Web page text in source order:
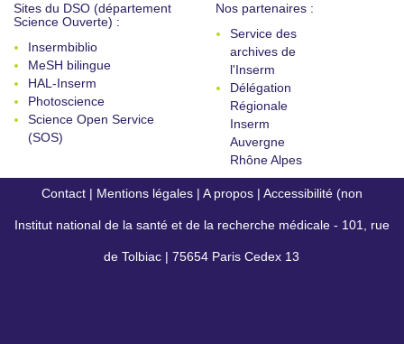
Sites du DSO (département
Science Ouverte) :
Insermbiblio
MeSH bilingue
HAL-Inserm
Photoscience
Science Open Service
(SOS)
Nos partenaires :
Service des
archives de
l'Inserm
Délégation
Régionale
Inserm
Auvergne
Rhône Alpes
Contact | Mentions légales | A propos | Accessibilité (non
conforme)
Institut national de la santé et de la recherche médicale - 101, rue
de Tolbiac | 75654 Paris Cedex 13